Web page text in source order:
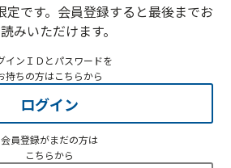
定です。会員登録すると最後までお
読みいただけます。
インＩＤとパスワードを
持ちの方はこちらから
ログイン
会員登録がまだの方は
こちらから